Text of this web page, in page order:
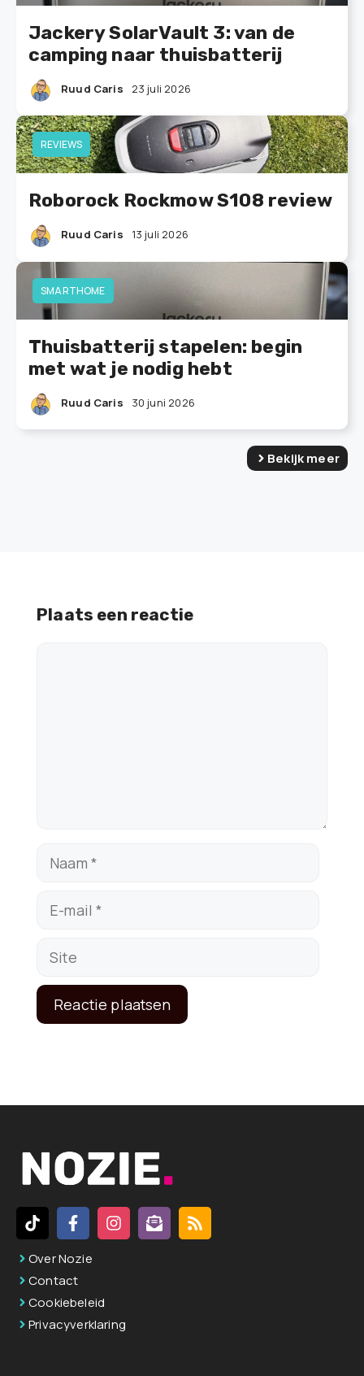
Jackery SolarVault 3: van de
camping naar thuisbatterij
Ruud Caris 23 juli 2026
REVIEWS
Roborock Rockmow S108 review
Ruud Caris 13 juli 2026
SMARTHOME
Thuisbatterij stapelen: begin
met wat je nodig hebt
Ruud Caris 30 juni 2026
Bekijk meer
Plaats een reactie
Naam
E-
mail
Site
e
n
a
i
v
e
:
Over Nozie
Contact
Cookiebeleid
Privacyverklaring